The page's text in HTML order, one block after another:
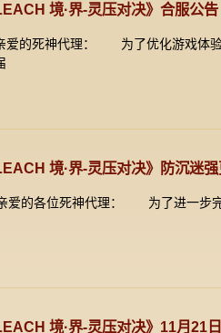
境·界-灵压对决》合服公告
死神代理： 为了优化游戏体验，
境·界-灵压对决》防沉迷
各位死神代理： 为了进一步完善
境·界-灵压对决》11月21